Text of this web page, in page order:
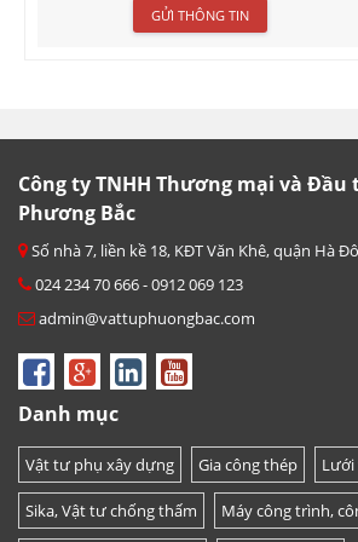
Công ty TNHH Thương mại và Đầu
Phương Bắc
Số nhà 7, liền kề 18, KĐT Văn Khê, quận Hà
024 234 70 666 - 0912 069 123
admin@vattuphuongbac.com
Danh mục
Vật tư phụ xây dựng Gia công thép
Sika, Vật tư chống thấm Máy công trình,